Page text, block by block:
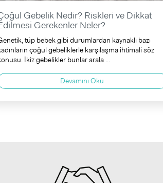
Gebelik Nedir? Riskleri ve Dikkat
Gerekenler Neler?
tüp bebek gibi durumlardan kaynaklı bazı
çoğul gebeliklerle karşılaşma ihtimali söz
İkiz gebelikler bunlar arala ...
Devamını Oku